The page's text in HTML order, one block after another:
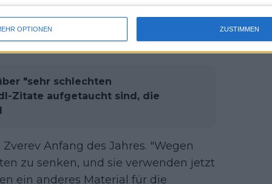
OPTIONEN ZUSTIMMEN
und "nicht mehr so lange halten" wie
"sehr schlechten
Zitate aufgetaucht sind, die
Anfang des Jahres. "Wegen
zu senken, und sie verwenden jetzt
ein anderes Material für die